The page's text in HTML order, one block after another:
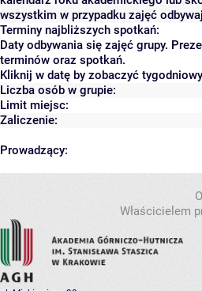
wszystkim w przypadku zajęć
Terminy najbliższych spotkań:
Daty odbywania się zajęć grupy.
terminów oraz spotkań.
Kliknij w datę by zobaczyć
Liczba osób w grupie:
Limit miejsc:
Zaliczenie:
Prowadzący:
Właścicielem